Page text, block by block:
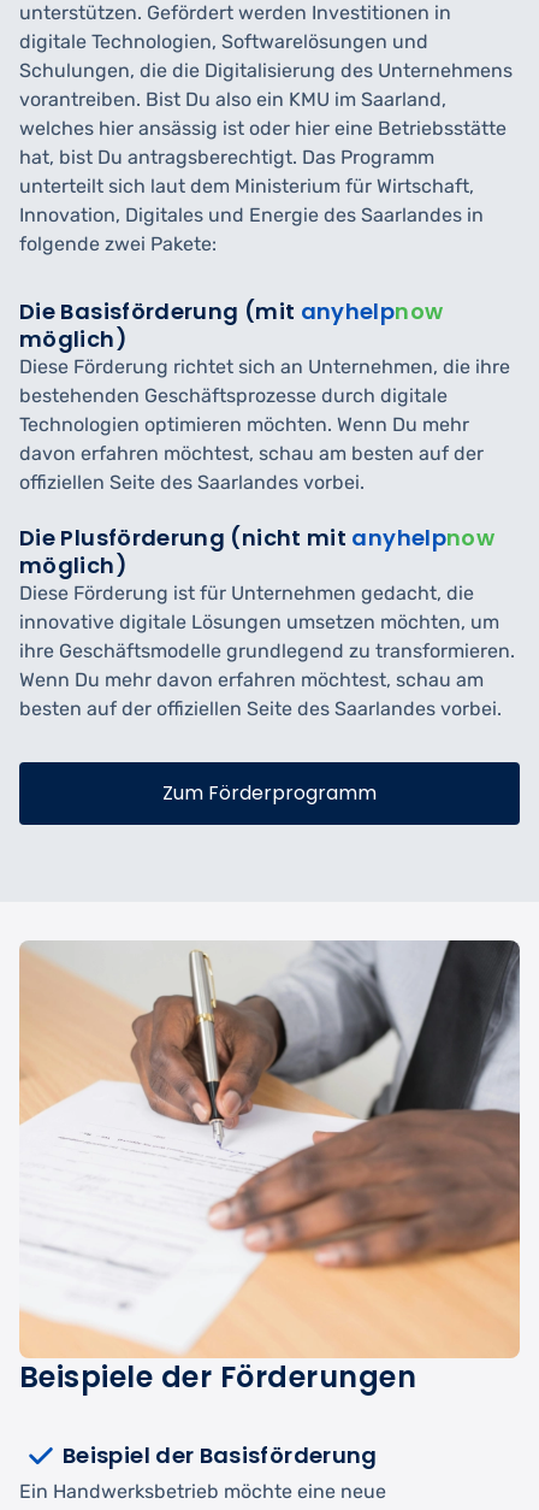
unterstützen. Gefördert werden Investitionen in
digitale Technologien, Softwarelösungen und
Schulungen, die die Digitalisierung des Unternehmens
vorantreiben. Bist Du also ein KMU im Saarland,
welches hier ansässig ist oder hier eine Betriebsstätte
hat, bist Du antragsberechtigt. Das Programm
unterteilt sich laut dem Ministerium für Wirtschaft,
Innovation, Digitales und Energie des Saarlandes in
folgende zwei Pakete:
Die Basisförderung (mit anyhelpnow
möglich)
Diese Förderung richtet sich an Unternehmen, die ihre
bestehenden Geschäftsprozesse durch digitale
Technologien optimieren möchten. Wenn Du mehr
davon erfahren möchtest, schau am besten auf der
offiziellen Seite des Saarlandes vorbei.
Die Plusförderung (nicht mit anyhelpnow
möglich)
Diese Förderung ist für Unternehmen gedacht, die
innovative digitale Lösungen umsetzen möchten, um
ihre Geschäftsmodelle grundlegend zu transformieren.
Wenn Du mehr davon erfahren möchtest, schau am
besten auf der offiziellen Seite des Saarlandes vorbei.
Zum Förderprogramm
Beispiele der Förderungen
Beispiel der Basisförderung
Ein Handwerksbetrieb möchte eine neue